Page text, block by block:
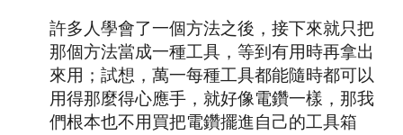
許多人學會了一個方法之後，接下來就只把
那個方法當成一種工具，等到有用時再拿出
來用；試想，萬一每種工具都能隨時都可以
用得那麼得心應手，就好像電鑽一樣，那我
們根本也不用買把電鑽擺進自己的工具箱